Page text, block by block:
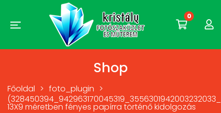
0
Shop
Főoldal > foto_plugin >
13X9 méretben fényes papírra történő kidolgozás